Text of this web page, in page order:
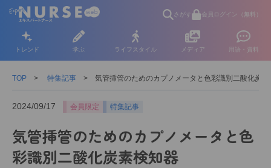
さがす 会員ログイン（無料）
トレンド 学ぶ ライフスタイル メディア 用語・資料
TOP 特集記事 気管挿管のためのカプノメータと色彩識別二酸化炭素
2024/09/17 会員限定 特集記事
気管挿管のためのカプノメータと色
彩識別二酸化炭素検知器